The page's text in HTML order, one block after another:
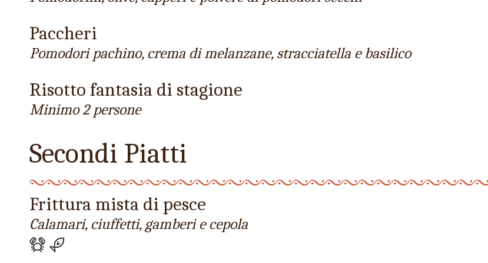
Paccheri
Pomodori pachino, crema di melanzane, stracciatella e basilico
Risotto fantasia di stagione
Minimo 2 persone
Secondi Piatti
Frittura mista di pesce
Calamari, ciuffetti, gamberi e cepola